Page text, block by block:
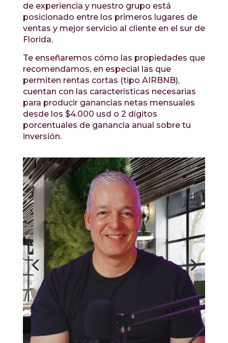
de experiencia y nuestro grupo está
posicionado entre los primeros lugares de
ventas y mejor servicio al cliente en el sur de
Florida.
Te enseñaremos cómo las propiedades que
recomendamos, en especial las que
permiten rentas cortas (tipo AIRBNB),
cuentan con las características necesarias
para producir ganancias netas mensuales
desde los $4.000 usd o 2 dígitos
porcentuales de ganancia anual sobre tu
inversión.